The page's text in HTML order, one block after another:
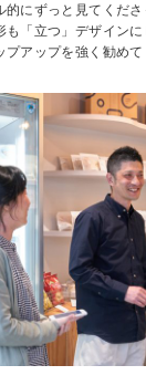
的にずっと見てくだ
も「立つ」デザイン
プアップを強く勧め